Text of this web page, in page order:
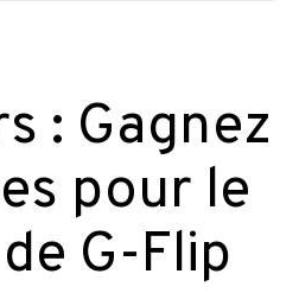
: Gagnez
pour le
G-Flip